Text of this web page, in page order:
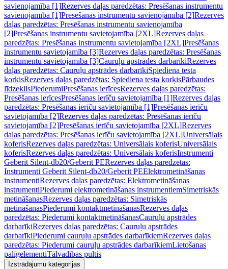
savienojamība [1]Rezerves daļas paredzētas: Presēšanas instrumentu
savienojamība [1]Presēšanas instrumentu savienojamība [2]Rezerves
daļas paredzētas: Presēšanas instrumentu savienojamība
[2]Presēšanas instrumentu savietojamība [2XL]Rezerves daļas
paredzētas: Presēšanas instrumentu savietojamība [2XL]Presēšanas
instrumentu savietojamība [3]Rezerves daļas paredzētas: Presēšanas
instrumentu savietojamība [3]Cauruļu apstrādes darbarīkiRezerves
daļas paredzētas: Cauruļu apstrādes darbarīkiSpiediena testa
korķisRezerves daļas paredzētas: Spiediena testa korķisPārbaudes
līdzeklisPiederumiPresēšanas ierīcesRezerves daļas paredzētas:
Presēšanas ierīcesPresēšanas ierīču savietojamība [1]Rezerves daļas
paredzētas: Presēšanas ierīču savietojamība [1]Presēšanas ierīču
savietojamība [2]Rezerves daļas paredzētas: Presēšanas ierīču
savietojamība [2]Presēšanas ierīču savietojamība [2XL]Rezerves
daļas paredzētas: Presēšanas ierīču savietojamība [2XL]Universālais
koferisRezerves daļas paredzētas: Universālais koferisUniversālais
koferisRezerves daļas paredzētas: Universālais koferisInstrumenti
Geberit Silent-db20/Geberit PERezerves daļas paredzētas:
Instrumenti Geberit Silent-db20/Geberit PEElektrometināšanas
instrumentiRezerves daļas paredzētas: Elektrometināšanas
instrumentiPiederumi elektrometināšanas instrumentiemSimetriskās
metināšanasRezerves daļas paredzētas: Simetriskās
metināšanasPiederumi kontaktmetināšanasRezerves daļas
paredzētas: Piederumi kontaktmetināšanasCauruļu apstrādes
darbarīkiRezerves daļas paredzētas: Cauruļu apstrādes
darbarīkiPiederumi cauruļu apstrādes darbarīkiemRezerves daļas
paredzētas: Piederumi cauruļu apstrādes darbarīkiemLietošanas
palīgelementiTālvadības pultis
Izstrādājumu kategorijas